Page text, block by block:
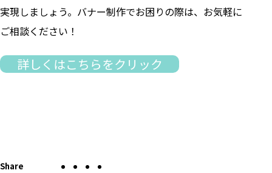
実現しましょう。バナー制作でお困りの際は、お気軽に
ご相談ください！
詳しくはこちらをクリック
Twitter
Facebook
LINE